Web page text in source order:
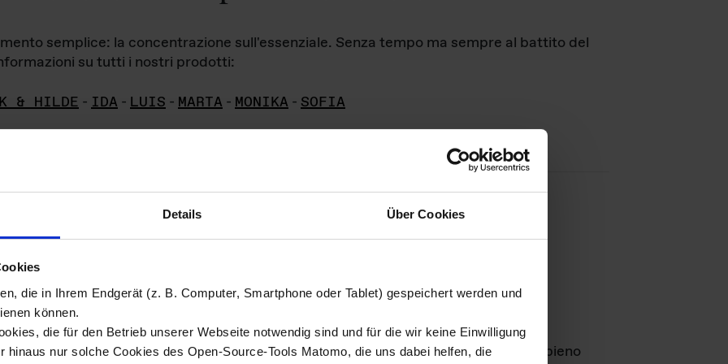
Details Über Cookies
die in Ihrem Endgerät (z. B. Computer, Smartphone oder Tablet) gespeichert werden und
können.
die für den Betrieb unserer Webseite notwendig sind und für die wir keine Einwilligung
hinaus nur solche Cookies des Open-Source-Tools Matomo, die uns dabei helfen, die
semplice: la concentrazione sull'essenziale. Senza tempo ma sempre al battito del
su tutti i nostri prodotti:
& HILDE - IDA - LUIS - MARTA - MONIKA - SOFIA
di immagini
materiale fotografico sono detenuti daDas ganze LebenGmbH e rimangono in pieno